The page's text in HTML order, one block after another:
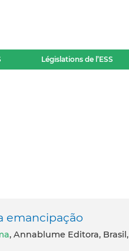
Législations de l’ESS
emancipação
, Annablume Editora, Brasil,